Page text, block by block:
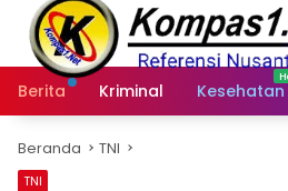
Langsung
konten
Berita
Kriminal Kesehatan
Beranda TNI
TNI